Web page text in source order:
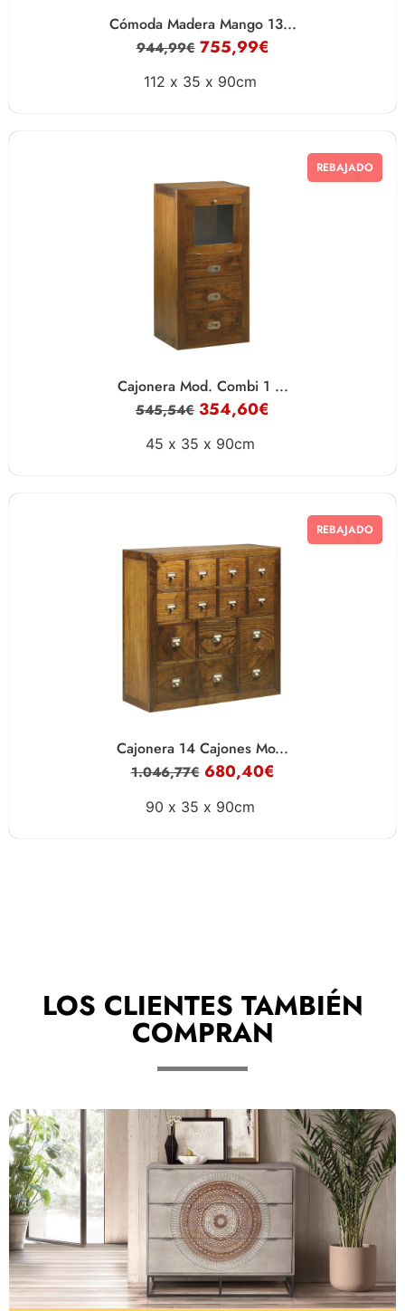
Cómoda Madera Mango 13...
944,99€ 755,99€
112 x 35 x 90cm
REBAJADO
Cajonera Mod. Combi 1 ...
545,54€ 354,60€
45 x 35 x 90cm
REBAJADO
Cajonera 14 Cajones Mo...
1.046,77€ 680,40€
90 x 35 x 90cm
LOS CLIENTES TAMBIÉN
COMPRAN